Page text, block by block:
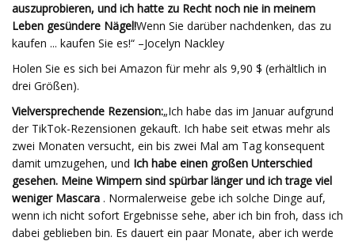
auszuprobieren, und ich hatte zu Recht noch nie in meinem
Leben gesündere Nägel!Wenn Sie darüber nachdenken, das zu
kaufen ... kaufen Sie es!“ –Jocelyn Nackley
Holen Sie es sich bei Amazon für mehr als 9,90 $ (erhältlich in
drei Größen).
Vielversprechende Rezension:„Ich habe das im Januar aufgrund
der TikTok-Rezensionen gekauft. Ich habe seit etwas mehr als
zwei Monaten versucht, ein bis zwei Mal am Tag konsequent
damit umzugehen, und Ich habe einen großen Unterschied
gesehen. Meine Wimpern sind spürbar länger und ich trage viel
weniger Mascara . Normalerweise gebe ich solche Dinge auf,
wenn ich nicht sofort Ergebnisse sehe, aber ich bin froh, dass ich
dabei geblieben bin. Es dauert ein paar Monate, aber ich werde